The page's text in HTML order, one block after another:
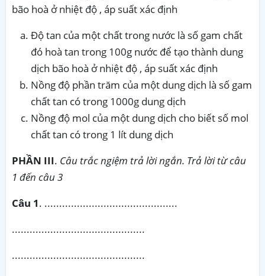
bão hoà ở nhiệt độ , áp suất xác định
Độ tan của một chất trong nước là số gam chất
đó hoà tan trong 100g nước để tạo thành dung
dịch bão hoà ở nhiệt độ , áp suất xác định
Nồng độ phần trăm của một dung dịch là số gam
chất tan có trong 1000g dung dịch
Nồng độ mol của một dung dịch cho biết số mol
chất tan có trong 1 lít dung dịch
PHẦN III. Câu trắc ngiệm trả lời ngắn. Trả lời từ câu
1 đến câu 3
Câu 1. .............................................
.............................................
.............................................